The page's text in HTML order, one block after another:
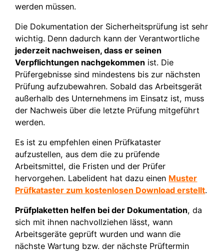
werden müssen.
Die Dokumentation der Sicherheitsprüfung ist sehr
wichtig. Denn dadurch kann der Verantwortliche
jederzeit nachweisen, dass er seinen
Verpflichtungen nachgekommen ist. Die
Prüfergebnisse sind mindestens bis zur nächsten
Prüfung aufzubewahren. Sobald das Arbeitsgerät
außerhalb des Unternehmens im Einsatz ist, muss
der Nachweis über die letzte Prüfung mitgeführt
werden.
Es ist zu empfehlen einen Prüfkataster
aufzustellen, aus dem die zu prüfende
Arbeitsmittel, die Fristen und der Prüfer
hervorgehen. Labelident hat dazu einen Muster
Prüfkataster zum kostenlosen Download erstellt.
Prüfplaketten helfen bei der Dokumentation, da
sich mit ihnen nachvollziehen lässt, wann
Arbeitsgeräte geprüft wurden und wann die
nächste Wartung bzw. der nächste Prüftermin